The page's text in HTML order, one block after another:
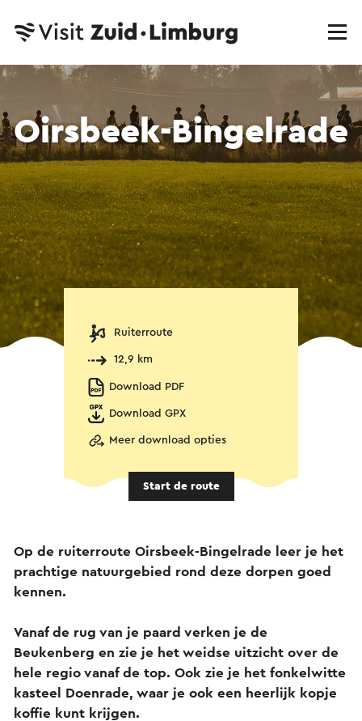
Oirsbeek-Bingelrade
Ruiterroute
12,9 km
Download PDF
Download GPX
Meer download opties
Start de route
Op de ruiterroute Oirsbeek-Bingelrade leer je het
prachtige natuurgebied rond deze dorpen goed
kennen.
Vanaf de rug van je paard verken je de
Beukenberg en zie je het weidse uitzicht over de
hele regio vanaf de top. Ook zie je het fonkelwitte
kasteel Doenrade, waar je ook een heerlijk kopje
koffie kunt krijgen.